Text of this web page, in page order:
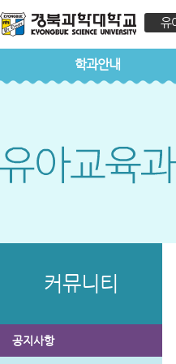
유
학과안내
커뮤니티
공지사항